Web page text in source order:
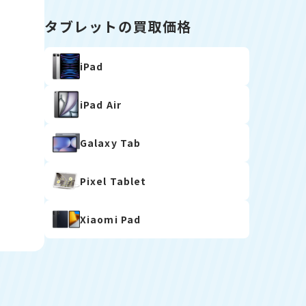
タブレットの買取価格
iPad
iPad Air
Galaxy Tab
Pixel Tablet
Xiaomi Pad